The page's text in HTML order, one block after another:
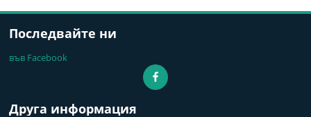
Последвайте ни
във Facebook
Друга информация